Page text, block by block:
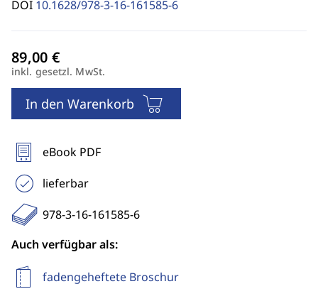
DOI 10.1628/978-3-16-161585-6
inkl. gesetzl. MwSt.
In den Warenkorb
eBook PDF
lieferbar
978-3-16-161585-6
Auch verfügbar als:
fadengeheftete Broschur